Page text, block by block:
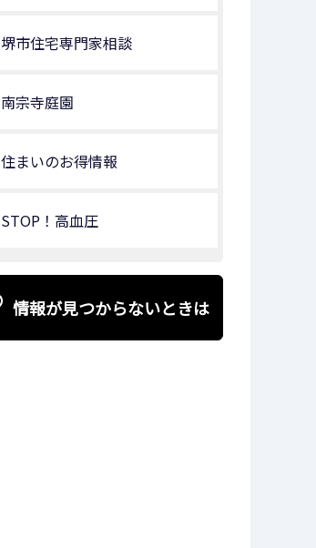
堺市住宅専門家相談
南宗寺庭園
住まいのお得情報
STOP！高血圧
情報が見つからないときは